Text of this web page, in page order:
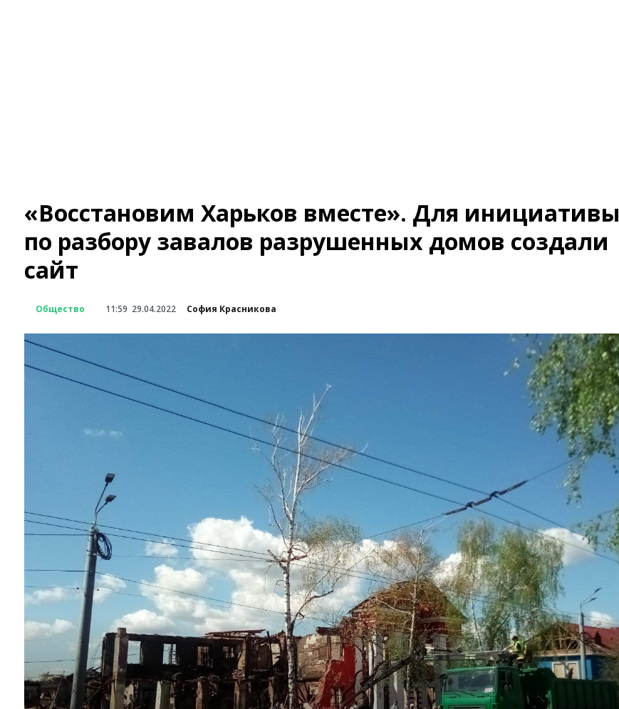
«Восстановим Харьков вместе». Для инициативы
по разбору завалов разрушенных домов создали
сайт
Общество 11:59 29.04.2022 София Красникова